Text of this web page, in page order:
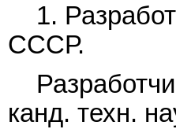
1.
СССР.
канд. техн.